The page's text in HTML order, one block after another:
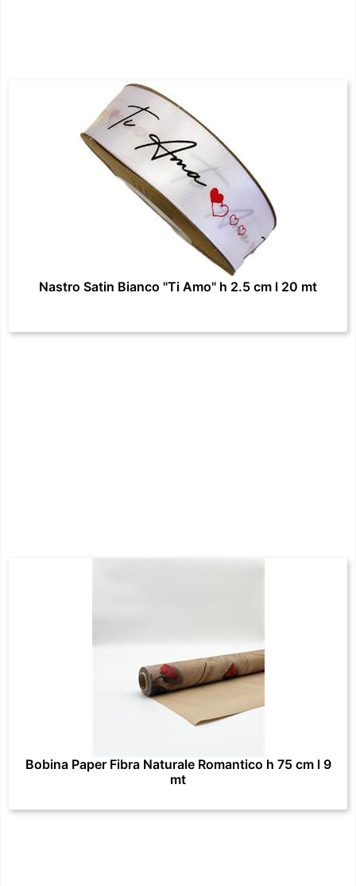
Nastro Satin Bianco "Ti Amo" h 2.5 cm l 20 mt
Bobina Paper Fibra Naturale Romantico h 75 cm l 9
mt